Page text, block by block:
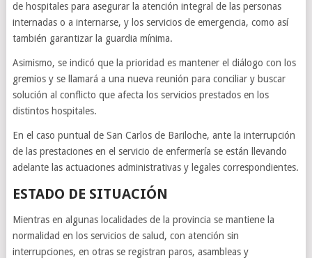
de hospitales para asegurar la atención integral de las personas
internadas o a internarse, y los servicios de emergencia, como así
también garantizar la guardia mínima.
Asimismo, se indicó que la prioridad es mantener el diálogo con los
gremios y se llamará a una nueva reunión para conciliar y buscar
solución al conflicto que afecta los servicios prestados en los
distintos hospitales.
En el caso puntual de San Carlos de Bariloche, ante la interrupción
de las prestaciones en el servicio de enfermería se están llevando
adelante las actuaciones administrativas y legales correspondientes.
ESTADO DE SITUACIÓN
Mientras en algunas localidades de la provincia se mantiene la
normalidad en los servicios de salud, con atención sin
interrupciones, en otras se registran paros, asambleas y